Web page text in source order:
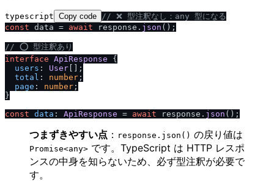
typescript Copy code // ❌ 型注釈なし：any 型になる
const data = await response. json ();
// ⭕ 型注釈あり
interface ApiResponse {
users : User [];
total : number ;
page : number ;
}
const data : ApiResponse = await response. json
つまずきやすい点 ： response.json() の戻り値は
Promise<any> です。TypeScript は HTTP レスポ
ンスの中身を知らないため、必ず型注釈が必要で
す。